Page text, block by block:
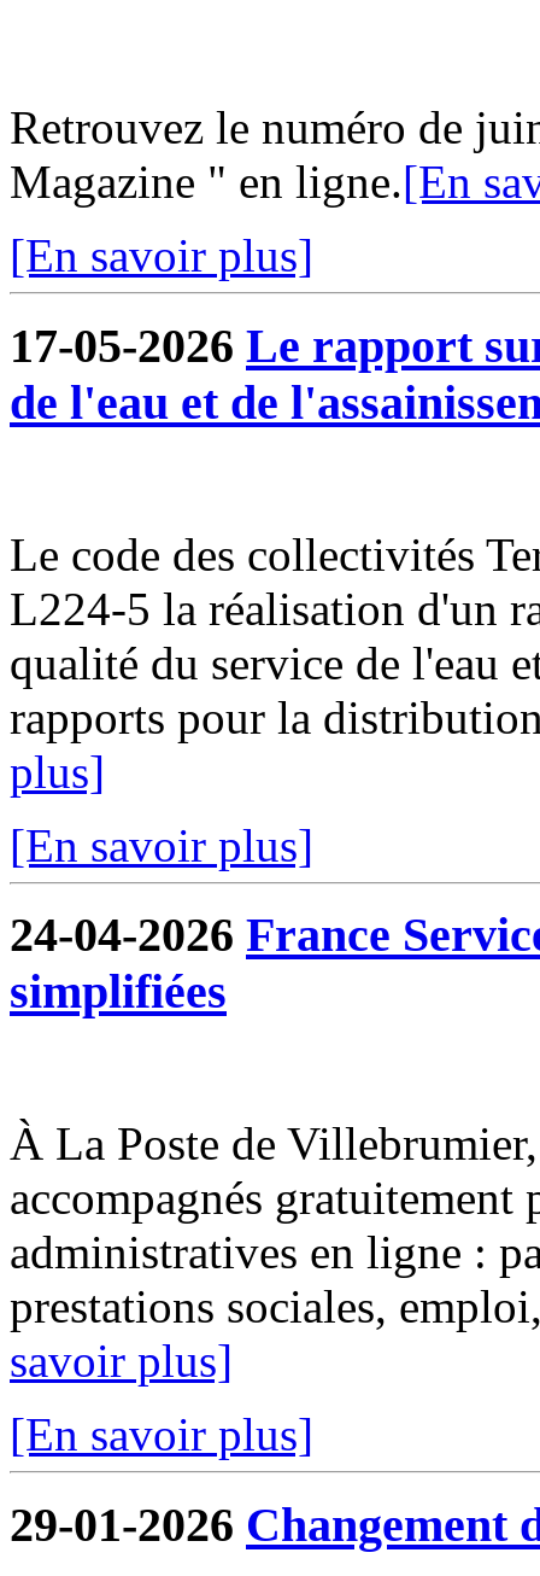
Retrouvez le numéro de
Magazine " en ligne.[En
[En savoir plus]
17-05-2026 Le rapport
de l'eau et de
Le code des collectivités
L224-5 la réalisation d'un
qualité du service de l'eau
rapports pour la
plus]
[En savoir plus]
24-04-2026 France
simplifiées
À La Poste de
accompagnés gratuitement
administratives en ligne :
prestations sociales,
savoir plus]
[En savoir plus]
29-01-2026 Changement